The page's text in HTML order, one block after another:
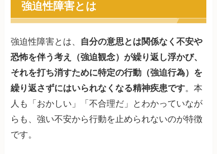
強迫性障害とは
強迫性障害とは、 自分の意思とは関係なく不安や
恐怖を伴う考え（強迫観念）が繰り返し浮かび、
それを打ち消すために特定の行動（強迫行為）を
繰り返さずにはいられなくなる精神疾患です。本
人も「おかしい」「不合理だ」とわかっていなが
らも、強い不安から行動を止められないのが特徴
です。